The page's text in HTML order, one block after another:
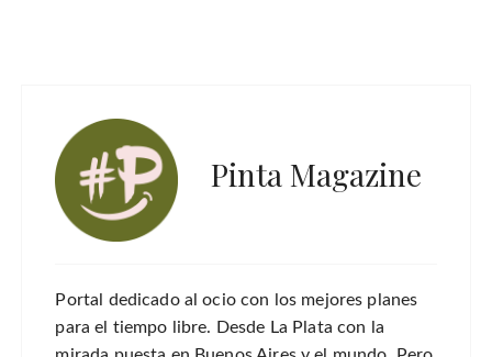
Pinta Magazine
Portal dedicado al ocio con los mejores planes
para el tiempo libre. Desde La Plata con la